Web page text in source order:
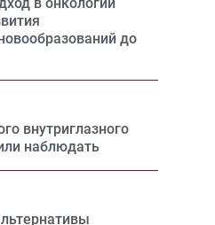
до
внутриглазного
наблюдать